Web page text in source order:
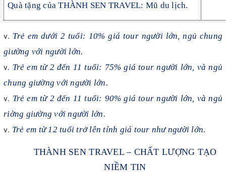
Quà tặng của THÀNH SEN TRAVEL: Mũ du lịch.
Trẻ em dưới 2 tuổi: 10% giá tour người lớn, ngủ chung
giường với người lớn.
Trẻ em từ 2 đến 11 tuổi: 75% giá tour người lớn, và ngủ
chung giường với người lớn.
Trẻ em từ 2 đến 11 tuổi: 90% giá tour người lớn, và ngủ
riờng giường với người lớn.
Trẻ em từ 12 tuổi trở lên tính giá tour như người lớn.
THÀNH SEN TRAVEL – CHẤT LƯỢNG TẠO
NIỀM TIN